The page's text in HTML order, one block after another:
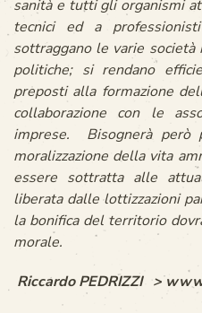
sanità e tutti gli organismi
tecnici ed a
sottraggano le varie
politiche; si rendano
preposti alla formazione
collaborazione con le
imprese. Bisognerà
moralizzazione della vita
essere sottratta alle
liberata dalle lottizzazioni
la bonifica del territorio
morale.
Riccardo PEDRIZZI >